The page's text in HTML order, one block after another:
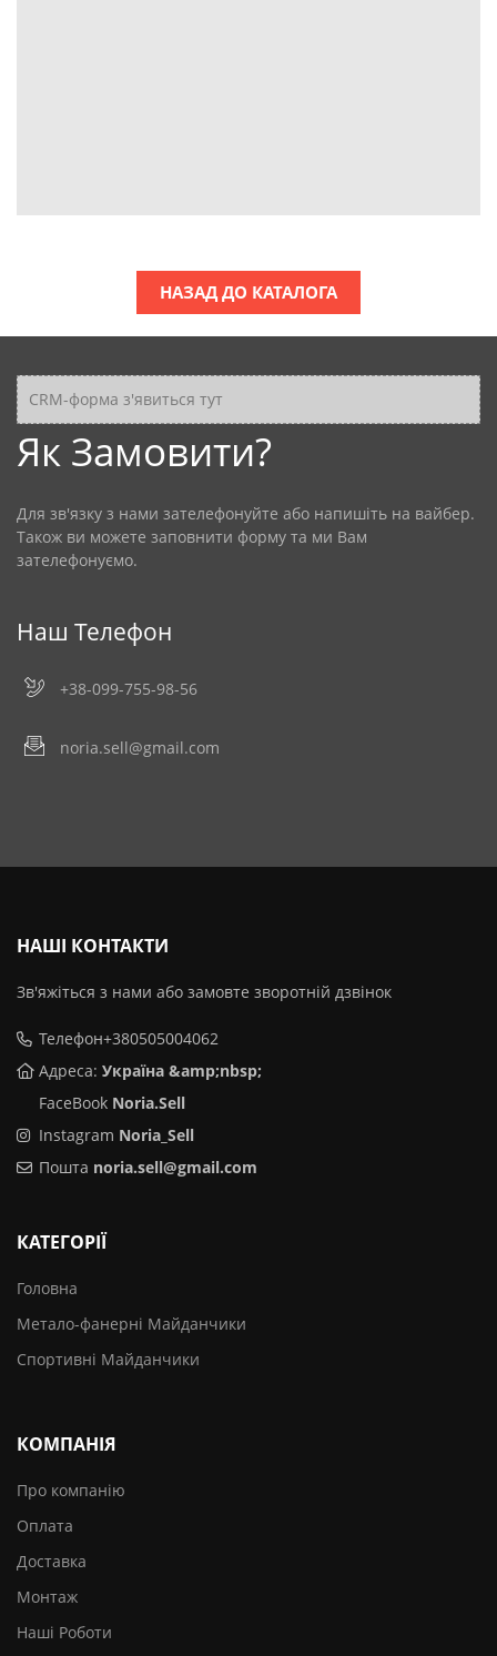
НАЗАД ДО КАТАЛОГА
CRM-форма з'явиться тут
Як Замовити?
Для зв'язку з нами зателефонуйте або напишіть на вайбер.
Також ви можете заповнити форму та ми Вам
зателефонуємо.
Наш Телефон
+38-099-755-98-56
noria.sell@gmail.com
НАШІ КОНТАКТИ
Зв'яжіться з нами або замовте зворотній дзвінок
Телефон+380505004062
Адреса: Україна &amp;nbsp;
FaceBook Noria.Sell
Instagram Noria_Sell
Пошта noria.sell@gmail.com
КАТЕГОРІЇ
Головна
Метало-фанерні Майданчики
Спортивні Майданчики
КОМПАНІЯ
Про компанію
Оплата
Доставка
Монтаж
Наші Роботи